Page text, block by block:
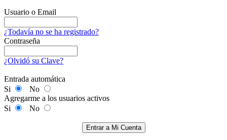
Usuario o Email
¿Todavía no se ha registrado?
Contraseña
¿Olvidó su Clave?
Entrada automática
Si
No
Agregarme a los usuarios activos
Si
No
Entrar a Mi Cuenta